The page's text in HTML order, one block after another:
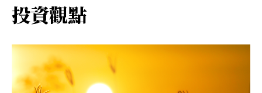
投資觀點